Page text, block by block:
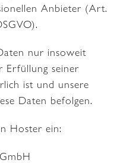
Anbieter (Art.
nur insoweit
Erfüllung seiner
ist und unsere
Daten befolgen.
Hoster ein: